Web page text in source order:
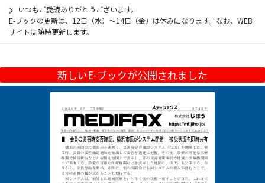
いつもご愛読ありがとうございます。
E-ブックの更新は、12日（水）～14日（金）は休みになります。なお、WEB
サイトは随時更新します。
新しいE-ブックが公開されました